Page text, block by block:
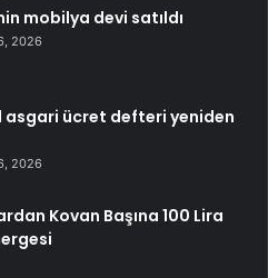
mobilya devi satıldı
2026
asgari ücret defteri yeniden
2026
Kovan Başına 100 Lira